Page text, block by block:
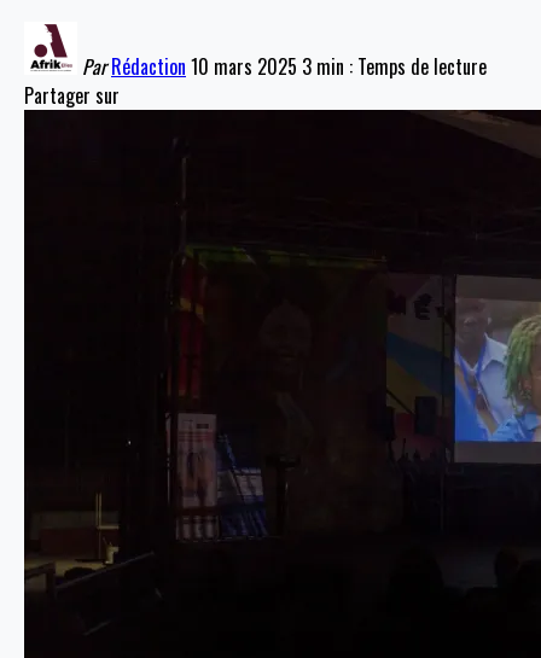
Par Rédaction 10 mars 2025 3 min : Temps de lecture
Partager sur